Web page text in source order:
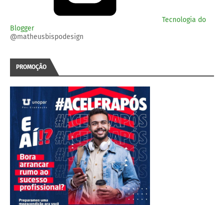
Tecnologia do
Blogger
@matheusbispodesign
PROMOÇÃO